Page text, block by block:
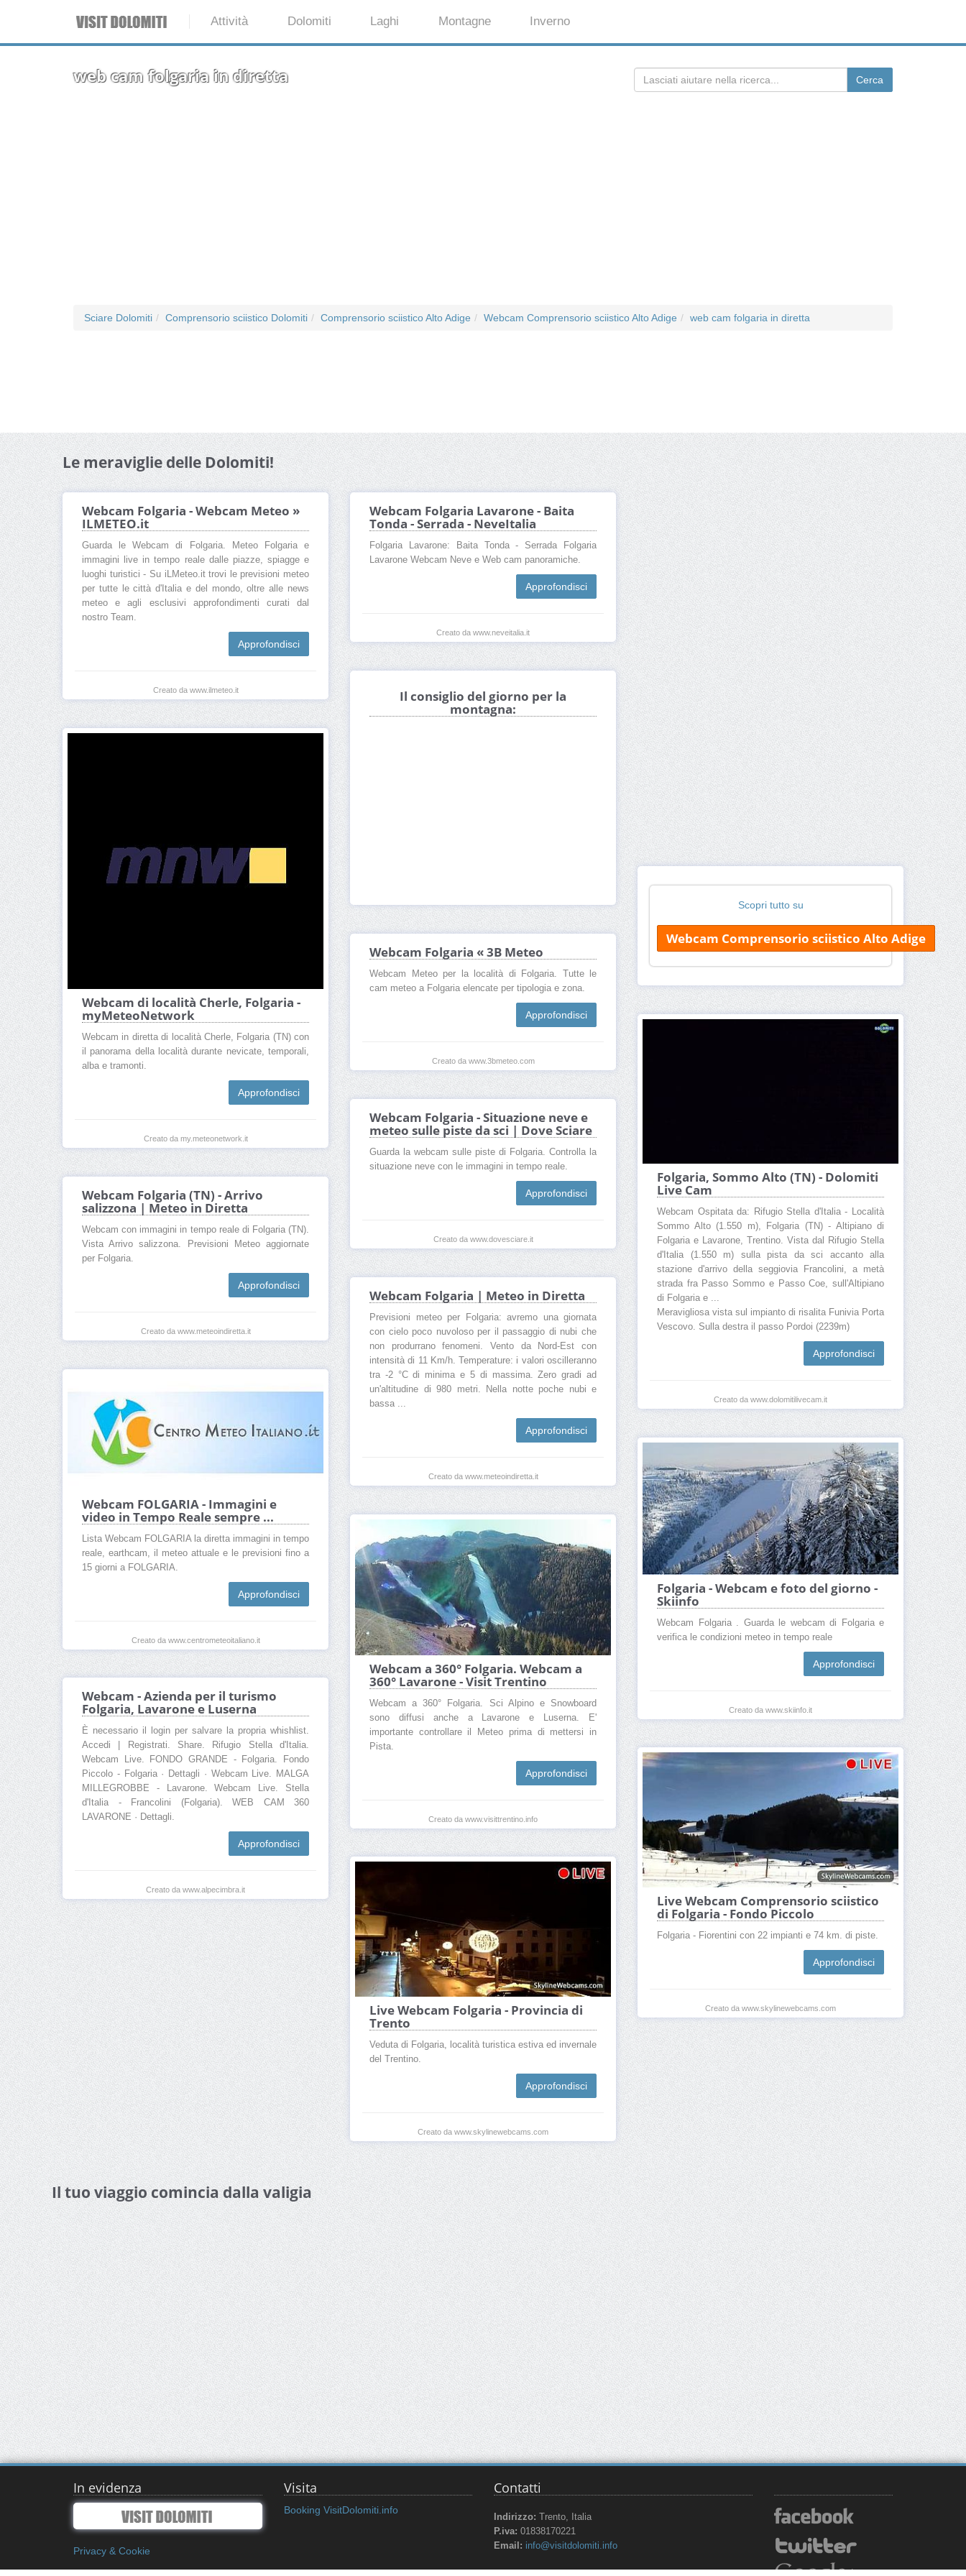
Attività Dolomiti Laghi Montagne Inverno
web cam folgaria in diretta
Sciare Dolomiti Comprensorio sciistico Dolomiti Comprensorio sciistico Alto Adige Webcam Comprensorio sciistico Alto Adige web cam folgaria in diretta
Le meraviglie delle Dolomiti!
Webcam Folgaria - Webcam Meteo »
ILMETEO.it
Guarda le Webcam di Folgaria. Meteo Folgaria e
immagini live in tempo reale dalle piazze, spiagge e
luoghi turistici - Su iLMeteo.it trovi le previsioni meteo
per tutte le città d'Italia e del mondo, oltre alle news
meteo e agli esclusivi approfondimenti curati dal
nostro Team.
Approfondisci
Creato da www.ilmeteo.it
Webcam Folgaria Lavarone - Baita
Tonda - Serrada - NeveItalia
Folgaria Lavarone: Baita Tonda - Serrada Folgaria
Lavarone Webcam Neve e Web cam panoramiche.
Approfondisci
Creato da www.neveitalia.it
Scopri tutto su
Webcam Comprensorio sciistico Alto Adige
Il consiglio del giorno per la
montagna:
Webcam di località Cherle, Folgaria -
myMeteoNetwork
Webcam in diretta di località Cherle, Folgaria (TN) con
il panorama della località durante nevicate, temporali,
alba e tramonti.
Approfondisci
Creato da my.meteonetwork.it
Webcam Folgaria « 3B Meteo
Webcam Meteo per la località di Folgaria. Tutte le
cam meteo a Folgaria elencate per tipologia e zona.
Approfondisci
Creato da www.3bmeteo.com
Folgaria, Sommo Alto (TN) - Dolomiti
Live Cam
Webcam Ospitata da: Rifugio Stella d'Italia - Località
Sommo Alto (1.550 m), Folgaria (TN) - Altipiano di
Folgaria e Lavarone, Trentino. Vista dal Rifugio Stella
d'Italia (1.550 m) sulla pista da sci accanto alla
stazione d'arrivo della seggiovia Francolini, a metà
strada fra Passo Sommo e Passo Coe, sull'Altipiano
di Folgaria e ...
Meravigliosa vista sul impianto di risalita Funivia Porta
Vescovo. Sulla destra il passo Pordoi (2239m)
Approfondisci
Creato da www.dolomitilivecam.it
Webcam Folgaria - Situazione neve e
meteo sulle piste da sci | Dove Sciare
Guarda la webcam sulle piste di Folgaria. Controlla la
situazione neve con le immagini in tempo reale.
Approfondisci
Creato da www.dovesciare.it
Webcam Folgaria (TN) - Arrivo
salizzona | Meteo in Diretta
Webcam con immagini in tempo reale di Folgaria (TN).
Vista Arrivo salizzona. Previsioni Meteo aggiornate
per Folgaria.
Approfondisci
Creato da www.meteoindiretta.it
Webcam Folgaria | Meteo in Diretta
Previsioni meteo per Folgaria: avremo una giornata
con cielo poco nuvoloso per il passaggio di nubi che
non produrrano fenomeni. Vento da Nord-Est con
intensità di 11 Km/h. Temperature: i valori oscilleranno
tra -2 °C di minima e 5 di massima. Zero gradi ad
un'altitudine di 980 metri. Nella notte poche nubi e
bassa ...
Approfondisci
Creato da www.meteoindiretta.it
Webcam FOLGARIA - Immagini e
video in Tempo Reale sempre ...
Lista Webcam FOLGARIA la diretta immagini in tempo
reale, earthcam, il meteo attuale e le previsioni fino a
15 giorni a FOLGARIA.
Approfondisci
Creato da www.centrometeoitaliano.it
Folgaria - Webcam e foto del giorno -
Skiinfo
Webcam Folgaria . Guarda le webcam di Folgaria e
verifica le condizioni meteo in tempo reale
Approfondisci
Creato da www.skiinfo.it
Webcam a 360° Folgaria. Webcam a
360° Lavarone - Visit Trentino
Webcam a 360° Folgaria. Sci Alpino e Snowboard
sono diffusi anche a Lavarone e Luserna. E'
importante controllare il Meteo prima di mettersi in
Pista.
Approfondisci
Creato da www.visittrentino.info
Webcam - Azienda per il turismo
Folgaria, Lavarone e Luserna
È necessario il login per salvare la propria whishlist.
Accedi | Registrati. Share. Rifugio Stella d'Italia.
Webcam Live. FONDO GRANDE - Folgaria. Fondo
Piccolo - Folgaria · Dettagli · Webcam Live. MALGA
MILLEGROBBE - Lavarone. Webcam Live. Stella
d'Italia - Francolini (Folgaria). WEB CAM 360
LAVARONE · Dettagli.
Approfondisci
Creato da www.alpecimbra.it
Live Webcam Comprensorio sciistico
di Folgaria - Fondo Piccolo
Folgaria - Fiorentini con 22 impianti e 74 km. di piste.
Approfondisci
Creato da www.skylinewebcams.com
Live Webcam Folgaria - Provincia di
Trento
Veduta di Folgaria, località turistica estiva ed invernale
del Trentino.
Approfondisci
Creato da www.skylinewebcams.com
Il tuo viaggio comincia dalla valigia
In evidenza
Privacy & Cookie
Visita
Booking VisitDolomiti.info
Contatti
Indirizzo: Trento, Italia
P.iva: 01838170221
Email: info@visitdolomiti.info